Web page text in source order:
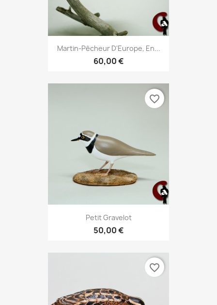
Martin-Pêcheur D'Europe, En...
60,00 €
Petit Gravelot
50,00 €
favorite_border
favorite_border